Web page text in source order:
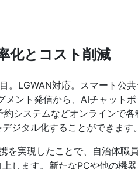
化とコスト削減
を実現したことで、自治体職
します。新たなPCや他の機